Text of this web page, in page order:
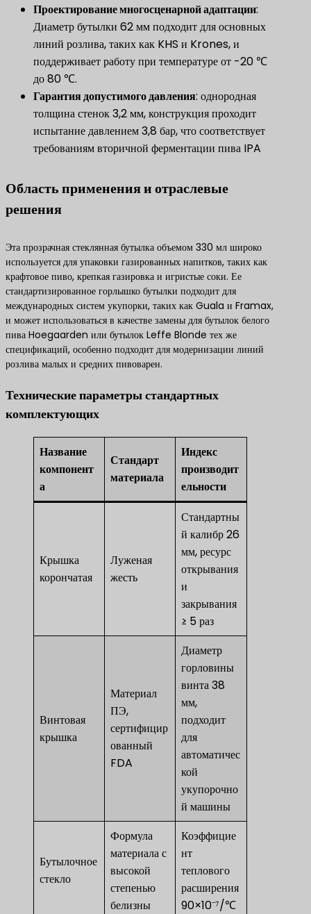
Проектирование многосценарной адаптации:
Диаметр бутылки 62 мм подходит для основных
линий розлива, таких как KHS и Krones, и
поддерживает работу при температуре от -20 ℃
до 80 ℃.
Гарантия допустимого давления: однородная
толщина стенок 3,2 мм, конструкция проходит
испытание давлением 3,8 бар, что соответствует
требованиям вторичной ферментации пива IPA
Область применения и отраслевые
решения
Эта прозрачная стеклянная бутылка объемом 330 мл широко
используется для упаковки газированных напитков, таких как
крафтовое пиво, крепкая газировка и игристые соки. Ее
стандартизированное горлышко бутылки подходит для
международных систем укупорки, таких как Guala и Framax,
и может использоваться в качестве замены для бутылок белого
пива Hoegaarden или бутылок Leffe Blonde тех же
спецификаций, особенно подходит для модернизации линий
розлива малых и средних пивоварен.
Технические параметры стандартных
комплектующих
Название
компонент
а
Стандарт
материала
Индекс
производит
ельности
Крышка
корончатая
Луженая
жесть
Стандартны
й калибр 26
мм, ресурс
открывания
и
закрывания
≥ 5 раз
Винтовая
крышка
Материал
ПЭ,
сертифицир
ованный
FDA
Диаметр
горловины
винта 38
мм,
подходит
для
автоматичес
кой
укупорочно
й машины
Бутылочное
стекло
Формула
материала с
высокой
степенью
белизны
Коэффицие
нт
теплового
расширения
90×10⁻⁷/℃